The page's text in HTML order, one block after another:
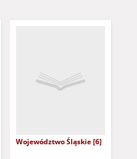
Województwo Śląskie [6]